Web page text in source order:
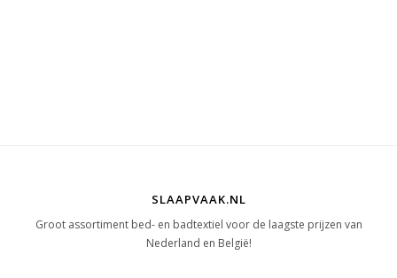
SLAAPVAAK.NL
Groot assortiment bed- en badtextiel voor de laagste prijzen van
Nederland en België!